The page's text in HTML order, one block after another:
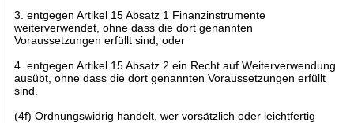
3. entgegen Artikel 15 Absatz 1 Finanzinstrumente
weiterverwendet, ohne dass die dort genannten
Voraussetzungen erfüllt sind, oder
4. entgegen Artikel 15 Absatz 2 ein Recht auf Weiterverwendung
ausübt, ohne dass die dort genannten Voraussetzungen erfüllt
sind.
(4f) Ordnungswidrig handelt, wer vorsätzlich oder leichtfertig